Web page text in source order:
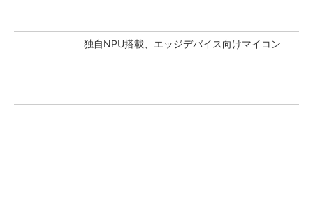
独自NPU搭載、エッジデバイス向けマイコン